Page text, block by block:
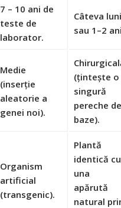
7 – 10 ani de
teste de
laborator.
Câteva
sau 1–2
Medie
(inserție
aleatorie a
genei noi).
(țintește o
singură
pereche
baze).
Organism
artificial
(transgenic).
Plantă
identică cu
una
apărută
natural